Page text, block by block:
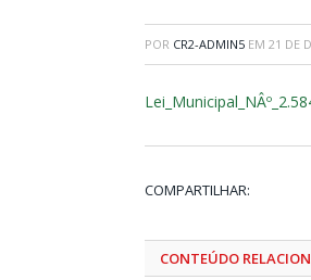
POR CR2-ADMIN5 EM 21 DE
COMPARTILHAR:
CONTEÚDO